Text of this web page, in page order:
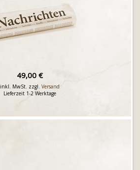
49,00 €
inkl. MwSt. zzgl. Versand
Lieferzeit 1-2 Werktage